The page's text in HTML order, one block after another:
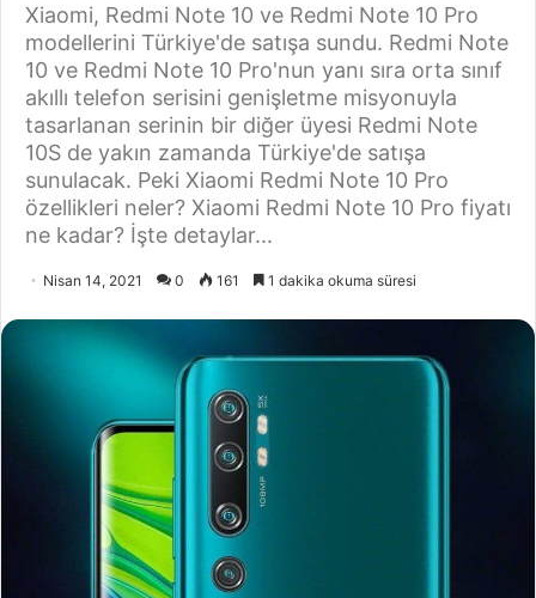
Xiaomi, Redmi Note 10 ve Redmi Note 10 Pro
modellerini Türkiye'de satışa sundu. Redmi Note
10 ve Redmi Note 10 Pro'nun yanı sıra orta sınıf
akıllı telefon serisini genişletme misyonuyla
tasarlanan serinin bir diğer üyesi Redmi Note
10S de yakın zamanda Türkiye'de satışa
sunulacak. Peki Xiaomi Redmi Note 10 Pro
özellikleri neler? Xiaomi Redmi Note 10 Pro fiyatı
ne kadar? İşte detaylar...
Nisan 14, 2021 0 161 1 dakika okuma süresi